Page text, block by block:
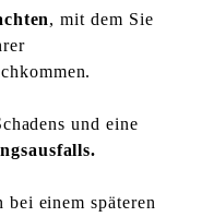
, mit dem Sie
und eine
einem späteren